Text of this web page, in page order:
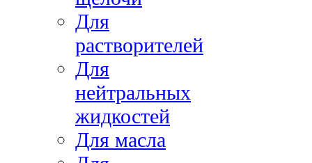
Для
растворителей
Для
нейтральных
жидкостей
Для масла